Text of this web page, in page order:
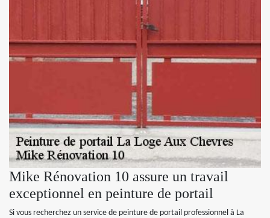
Mike Rénovation 10 assure un travail
exceptionnel en peinture de portail
Si vous recherchez un service de peinture de portail professionnel à La